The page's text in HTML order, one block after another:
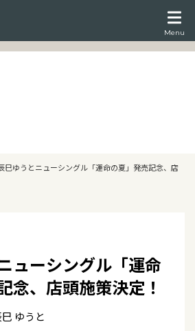
Menu
巳ゆうとニューシングル「運命の夏」発売記念、店
ューシングル「運命
念、店頭施策決定！
巳 ゆうと